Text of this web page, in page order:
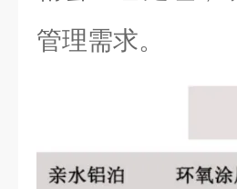
管理需求。